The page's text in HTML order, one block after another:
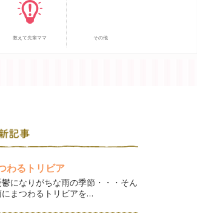
教えて先輩ママ その他
わるトリビア
になりがちな雨の季節・・・そん
にまつわるトリビアを…